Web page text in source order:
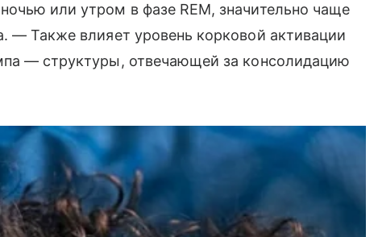
или утром в фазе REM, значительно чаще
— Также влияет уровень корковой активации
— структуры, отвечающей за консолидацию